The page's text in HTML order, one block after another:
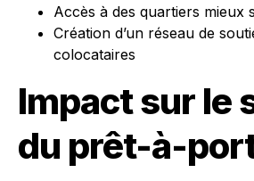
Accès à des quartiers mieux
Création d’un réseau de
colocataires
Impact sur le
du prêt-à-